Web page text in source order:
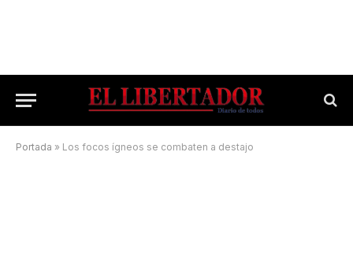
Portada » Los focos ígneos se combaten a destajo